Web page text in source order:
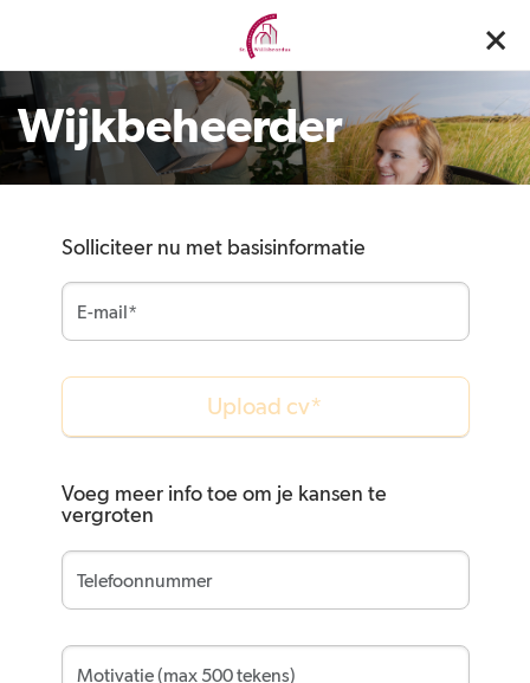
Wijkbeheerder
Solliciteer nu met basisinformatie
Upload cv*
Voeg meer info toe om je kansen te
vergroten